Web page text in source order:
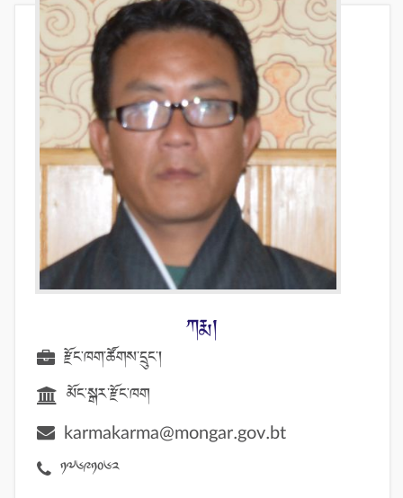
ཀརྨ།
རྫོང་ཁག་ཚོགས་དྲུང་།
མོང་སྒར་རྫོང་ཁག
karmakarma@mongar.gov.bt
17691062